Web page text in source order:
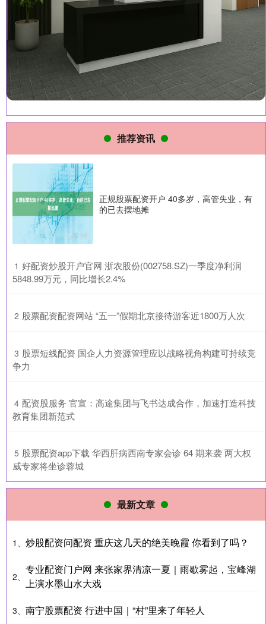
推荐资讯
正规股票配资开户 40多岁，高管失业，有
的已去摆地摊
1 ​好配资炒股开户官网 浙农股份(002758.SZ)一季度净利润
5848.99万元，同比增长2.4%
2 ​股票配资配资网站 “五一”假期北京接待游客近1800万人次
3 ​股票短线配资 国企人力资源管理应以战略视角构建可持续竞
争力
4 ​配资股服务 官宣：高途集团与飞书达成合作，加速打造科技
教育集团新范式
5 ​股票配资app下载 华西肝病西南专家会诊 64 期来袭 两大权
威专家将坐诊蓉城
最新文章
1、 炒股配资问配资 重庆这几天的绝美晚霞 你看到了吗？
2、
专业配资门户网 来张家界清凉一夏｜雨歇雾起，宝峰湖
上演水墨山水大戏
3、 南宁股票配资 行进中国｜“村”里来了年轻人